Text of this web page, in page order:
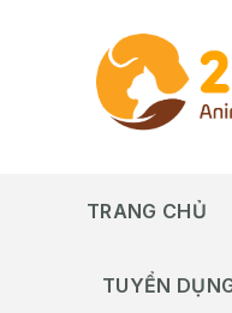
TRANG CHỦ
TUYỂN